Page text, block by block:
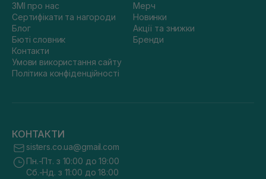
ЗМІ про нас
Сертифікати та нагороди
Блог
Бюті словник
Контакти
Умови використання сайту
Політика конфіденційності
Мерч
Новинки
Акції та знижки
Бренди
КОНТАКТИ
sisters.co.ua@gmail.com
Пн.-Пт. з 10:00 до 19:00
Сб.-Нд. з 11:00 до 18:00